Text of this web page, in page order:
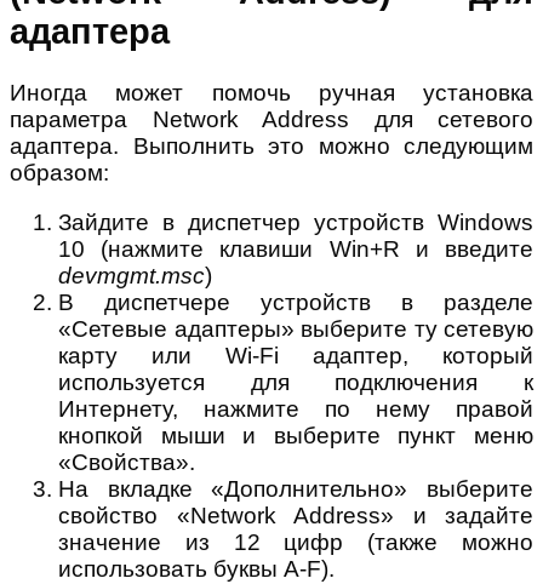
адаптера
Иногда может помочь ручная установка
параметра Network Address для сетевого
адаптера. Выполнить это можно следующим
образом:
Зайдите в диспетчер устройств Windows
10 (нажмите клавиши Win+R и введите
devmgmt.msc)
В диспетчере устройств в разделе
«Сетевые адаптеры» выберите ту сетевую
карту или Wi-Fi адаптер, который
используется для подключения к
Интернету, нажмите по нему правой
кнопкой мыши и выберите пункт меню
«Свойства».
На вкладке «Дополнительно» выберите
свойство «Network Address» и задайте
значение из 12 цифр (также можно
использовать буквы A-F).